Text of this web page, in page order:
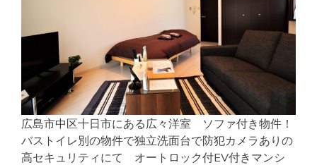
広島市中区十日市にある広々洋室 ソファ付き物件！
バストイレ別の物件で独立洗面台で防犯カメラありの
高セキュリティにて オートロック付EV付きマンシ